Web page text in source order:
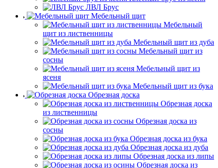
ЛВЛ Брус
Мебельный щит
Мебельный
щит из лиственницы
Мебельный щит из дуба
Мебельный щит из
сосны
Мебельный щит из
ясеня
Мебельный щит из бука
Обрезная доска
Обрезная доска
из лиственницы
Обрезная доска из
сосны
Обрезная доска из бука
Обрезная доска из дуба
Обрезная доска из липы
Обрезная доска из